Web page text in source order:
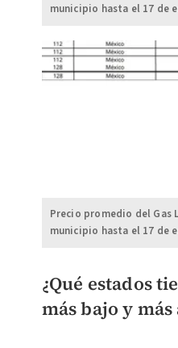
municipio hasta el 17 de
Precio promedio del Gas
municipio hasta el 17 de
¿Qué estados
más bajo y más